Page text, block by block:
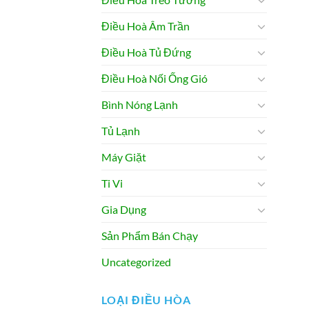
Điều Hoà Âm Trần
Điều Hoà Tủ Đứng
Điều Hoà Nối Ống Gió
Bình Nóng Lạnh
Tủ Lạnh
Máy Giặt
Ti Vi
Gia Dụng
Sản Phẩm Bán Chạy
Uncategorized
LOẠI ĐIỀU HÒA